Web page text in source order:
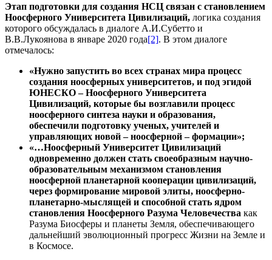
Этап подготовки для создания НСЦ связан с становлением
Ноосферного Университета Цивилизаций, логика создания
которого обсуждалась в диалоге А.И.Субетто и
В.В.Лукоянова в январе 2020 года[2]. В этом диалоге
отмечалось:
«Нужно запустить во всех странах мира процесс
создания ноосферных университетов, и под эгидой
ЮНЕСКО – Ноосферного Университета
Цивилизаций, которые бы возглавили процесс
ноосферного синтеза науки и образования,
обеспечили подготовку ученых, учителей и
управляющих новой – ноосферной – формации»;
«…Ноосферный Университет Цивилизаций
одновременно должен стать своеобразным научно-
образовательным механизмом становления
ноосферной планетарной кооперации цивилизаций,
через формирование мировой элиты, ноосферно-
планетарно-мыслящей и способной стать ядром
становления Ноосферного Разума Человечества как
Разума Биосферы и планеты Земля, обеспечивающего
дальнейший эволюционный прогресс Жизни на Земле и
в Космосе.